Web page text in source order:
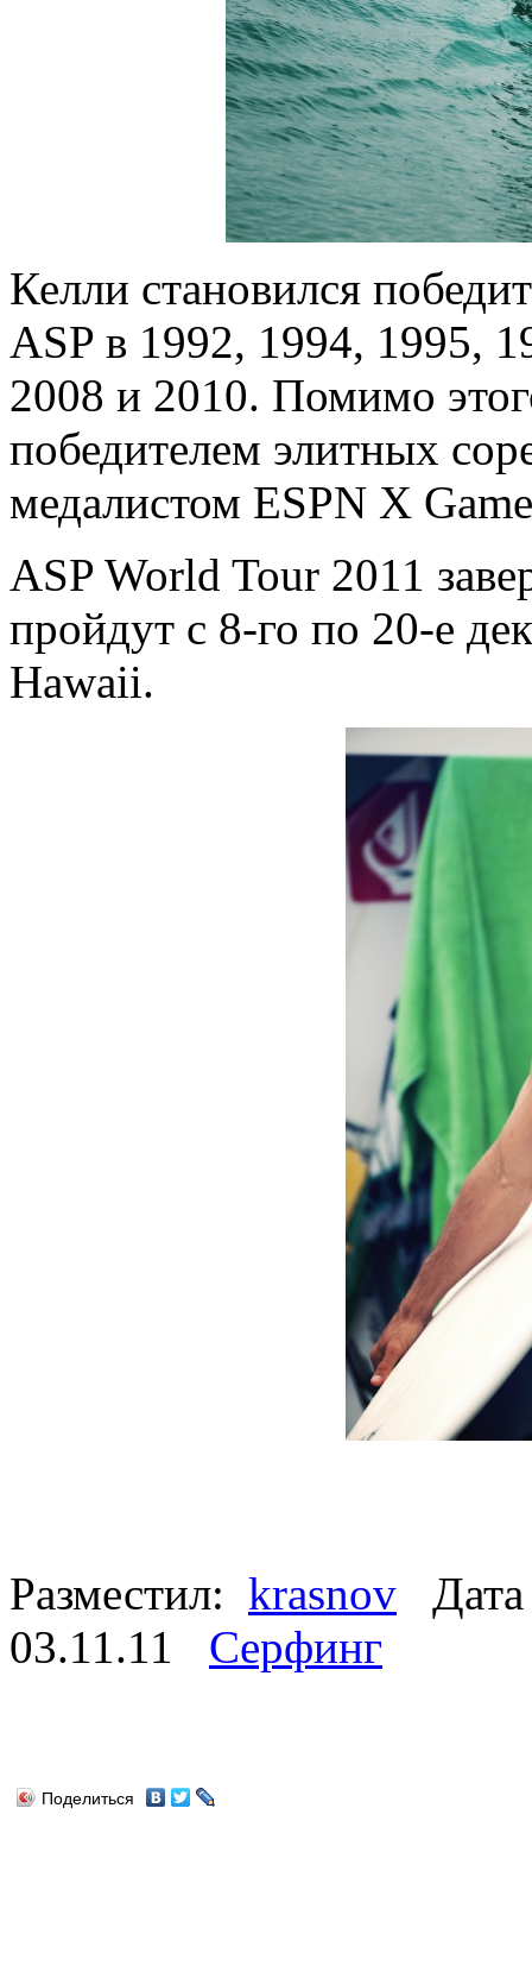
Келли становился
ASP в 1992, 1994, 1995,
2008 и 2010. Помимо
победителем элитных
медалистом ESPN X
ASP World Tour 2011
пройдут с 8-го по 20-е
Hawaii.
Разместил: krasnov
03.11.11 Серфинг
Поделиться